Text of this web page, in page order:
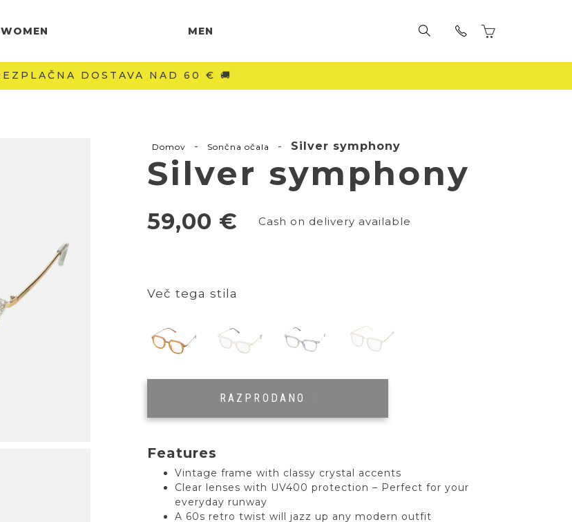
WOMEN MEN
-40 % NA DRUGI KOS
Domov - Sončna očala - Silver symphony
Silver symphony
59,00 € Cash on delivery available
Več tega stila
RAZPRODANO
Features
Vintage frame with classy crystal accents
Clear lenses with UV400 protection – Perfect for your
everyday runway
A 60s retro twist will jazz up any modern outfit